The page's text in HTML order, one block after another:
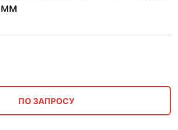
мм
ПО ЗАПРОСУ